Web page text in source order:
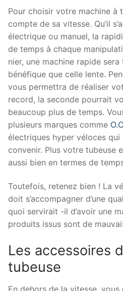
Pour choisir votre machine à
compte de sa vitesse. Qu’il
électrique ou manuel, la
de temps à chaque
nier, une machine rapide
bénéfique que celle lente.
vous permettra de réaliser
record, la seconde pourrait
beaucoup plus de temps.
plusieurs marques comme
électriques hyper véloces
convenir. Plus votre tubeuse
aussi bien en termes de
Toutefois, retenez bien ! La
doit s’accompagner d’une
quoi servirait -il d’avoir une
produits issus sont de
Les accessoires
tubeuse
En dehors de la vitesse,